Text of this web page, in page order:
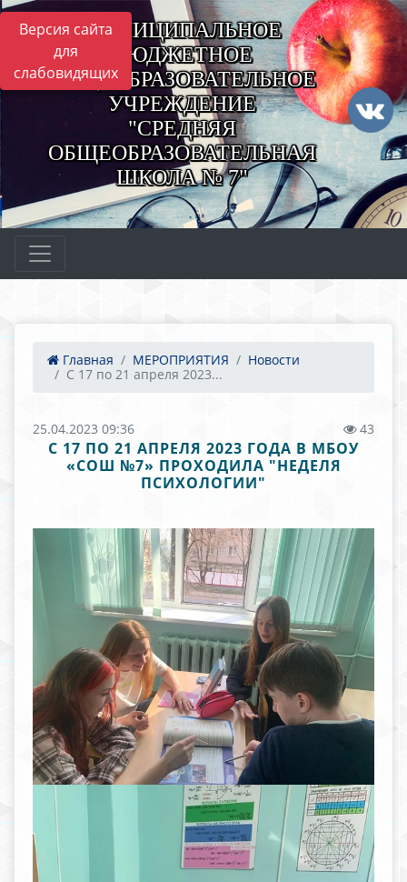
Версия сайта
для
слабовидящих
МУНИЦИПАЛЬНОЕ
БЮДЖЕТНОЕ
ОБЩЕОБРАЗОВАТЕЛЬНОЕ
УЧРЕЖДЕНИЕ
"СРЕДНЯЯ
ОБЩЕОБРАЗОВАТЕЛЬНАЯ
ШКОЛА № 7"
Главная МЕРОПРИЯТИЯ
Новости
С 17 по 21 апреля 2023...
25.04.2023 09:36 43
С 17 ПО 21 АПРЕЛЯ 2023 ГОДА В МБОУ
«СОШ №7» ПРОХОДИЛА "НЕДЕЛЯ
ПСИХОЛОГИИ"